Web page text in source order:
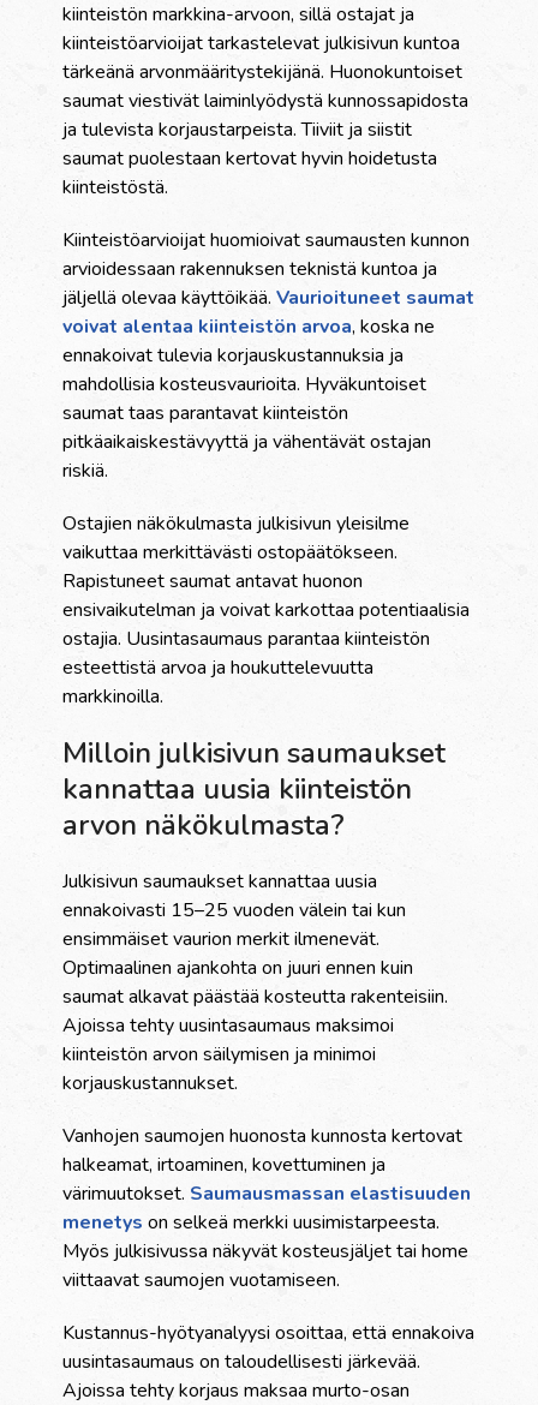
kiinteistön markkina-arvoon, sillä ostajat ja
kiinteistöarvioijat tarkastelevat julkisivun kuntoa
tärkeänä arvonmääritystekijänä. Huonokuntoiset
saumat viestivät laiminlyödystä kunnossapidosta
ja tulevista korjaustarpeista. Tiiviit ja siistit
saumat puolestaan kertovat hyvin hoidetusta
kiinteistöstä.
Kiinteistöarvioijat huomioivat saumausten kunnon
arvioidessaan rakennuksen teknistä kuntoa ja
jäljellä olevaa käyttöikää.Vaurioituneet saumat
voivat alentaa kiinteistön arvoa, koska ne
ennakoivat tulevia korjauskustannuksia ja
mahdollisia kosteusvaurioita. Hyväkuntoiset
saumat taas parantavat kiinteistön
pitkäaikaiskestävyyttä ja vähentävät ostajan
riskiä.
Ostajien näkökulmasta julkisivun yleisilme
vaikuttaa merkittävästi ostopäätökseen.
Rapistuneet saumat antavat huonon
ensivaikutelman ja voivat karkottaa potentiaalisia
ostajia. Uusintasaumaus parantaa kiinteistön
esteettistä arvoa ja houkuttelevuutta
markkinoilla.
Milloin julkisivun saumaukset
kannattaa uusia kiinteistön
arvon näkökulmasta?
Julkisivun saumaukset kannattaa uusia
ennakoivasti 15–25 vuoden välein tai kun
ensimmäiset vaurion merkit ilmenevät.
Optimaalinen ajankohta on juuri ennen kuin
saumat alkavat päästää kosteutta rakenteisiin.
Ajoissa tehty uusintasaumaus maksimoi
kiinteistön arvon säilymisen ja minimoi
korjauskustannukset.
Vanhojen saumojen huonosta kunnosta kertovat
halkeamat, irtoaminen, kovettuminen ja
värimuutokset. Saumausmassan elastisuuden
menetys on selkeä merkki uusimistarpeesta.
Myös julkisivussa näkyvät kosteusjäljet tai home
viittaavat saumojen vuotamiseen.
Kustannus-hyötyanalyysi osoittaa, että ennakoiva
uusintasaumaus on taloudellisesti järkevää.
Ajoissa tehty korjaus maksaa murto-osan